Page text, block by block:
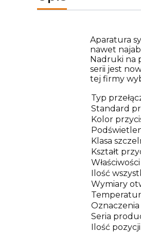
Aparatura
nawet
Nadruki na
serii jest
tej firmy
Typ
Standard
Kolor
Klasa
Kształt
Ilość
Wymiary
Oznaczenia
Seria
Ilość